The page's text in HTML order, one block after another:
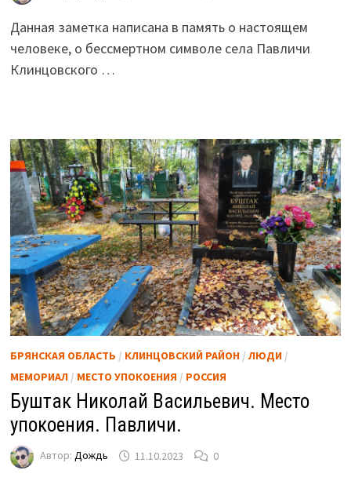
Данная заметка написана в память о настоящем
человеке, о бессмертном символе села Павличи
Клинцовского …
БРЯНСКАЯ ОБЛАСТЬ / КЛИНЦОВСКИЙ РАЙОН/ЛЮДИ/
МЕМОРИАЛ/ МЕСТО УПОКОЕНИЯ / РОССИЯ
Буштак Николай Васильевич. Место
упокоения. Павличи.
Автор: Дождь 11.10.2023 0